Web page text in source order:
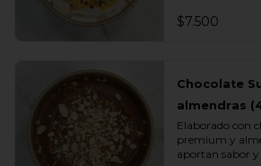
mezcla
$7.500
Chocolate
almendras
Elaborado con
premium y
aportan sabor